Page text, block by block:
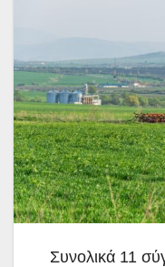
Συνολικά 11